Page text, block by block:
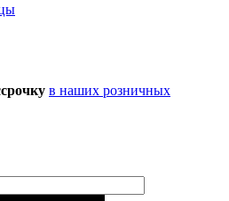
в наших розничных